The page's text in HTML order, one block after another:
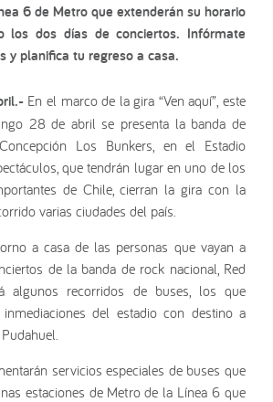
6 de Metro que extenderán su horario
los dos días de conciertos. Infórmate
y planifica tu regreso a casa.
En el marco de la gira “Ven aquí”, este
28 de abril se presenta la banda de
Los Bunkers, en el Estadio
que tendrán lugar en uno de los
de Chile, cierran la gira con la
varias ciudades del país.
a casa de las personas que vayan a
de la banda de rock nacional, Red
algunos recorridos de buses, los que
del estadio con destino a
servicios especiales de buses que
estaciones de Metro de la Línea 6 que